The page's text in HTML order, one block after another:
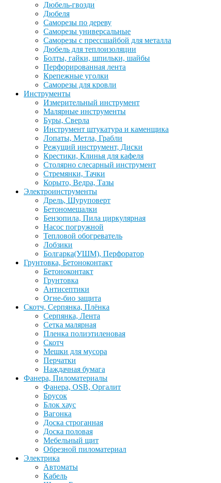
Дюбель-гвозди
Дюбеля
Саморезы по дереву
Саморезы универсальные
Саморезы с прессшайбой для металла
Дюбель для теплоизоляции
Болты, гайки, шпильки, шайбы
Перфорированная лента
Крепежные уголки
Саморезы для кровли
Инструменты
Измерительный инструмент
Малярные инструменты
Буры, Сверла
Инструмент штукатура и каменщика
Лопаты, Метла, Грабли
Режущий инструмент, Диски
Крестики, Клинья для кафеля
Столярно слесарный инструмент
Стремянки, Тачки
Корыто, Ведра, Тазы
Электроинструменты
Дрель, Шуруповерт
Бетономешалки
Бензопила, Пила циркулярная
Насос погружной
Тепловой обогреватель
Лобзики
Болгарка(УШМ), Перфоратор
Грунтовка, Бетоноконтакт
Бетоноконтакт
Грунтовка
Антисептики
Огне-био защита
Скотч, Серпянка, Плёнка
Серпянка, Лента
Сетка малярная
Пленка полиэтиленовая
Скотч
Мешки для мусора
Перчатки
Наждачная бумага
Фанера, Пиломатериалы
Фанера, OSB, Оргалит
Брусок
Блок хаус
Вагонка
Доска строганная
Доска половая
Мебельный щит
Обрезной пиломатериал
Электрика
Автоматы
Кабель